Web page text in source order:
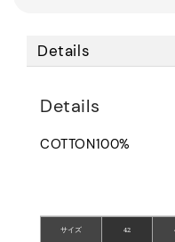
Details
Details
COTTON100%
サイズ 42